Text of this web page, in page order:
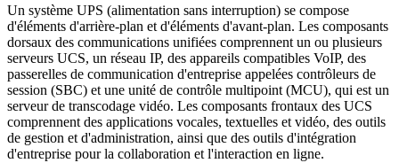
Un système UPS (alimentation sans interruption) se compose
d'éléments d'arrière-plan et d'éléments d'avant-plan. Les composants
dorsaux des communications unifiées comprennent un ou plusieurs
serveurs UCS, un réseau IP, des appareils compatibles VoIP, des
passerelles de communication d'entreprise appelées contrôleurs de
session (SBC) et une unité de contrôle multipoint (MCU), qui est un
serveur de transcodage vidéo. Les composants frontaux des UCS
comprennent des applications vocales, textuelles et vidéo, des outils
de gestion et d'administration, ainsi que des outils d'intégration
d'entreprise pour la collaboration et l'interaction en ligne.